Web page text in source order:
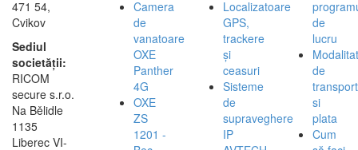
471 54,
Cvikov
Sediul
societății:
RICOM
secure s.r.o.
Na Bělidle
1135
Liberec VI-
Camera
de
vanatoare
OXE
Panther
4G
OXE
ZS
1201 -
Localizatoare
GPS,
trackere
și
ceasuri
Sisteme
de
supraveghere
IP
de
lucru
de
transport
si
plata
Cum